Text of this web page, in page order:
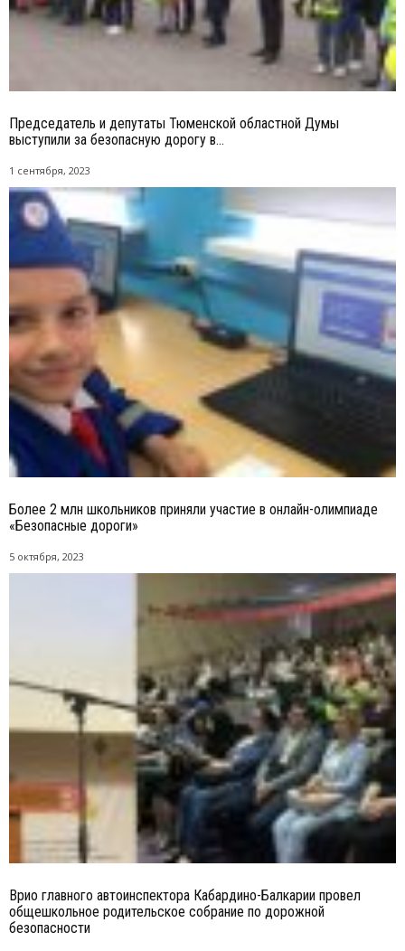
Председатель и депутаты Тюменской областной Думы
выступили за безопасную дорогу в...
1 сентября, 2023
Более 2 млн школьников приняли участие в онлайн-олимпиаде
«Безопасные дороги»
5 октября, 2023
Врио главного автоинспектора Кабардино-Балкарии провел
общешкольное родительское собрание по дорожной
безопасности